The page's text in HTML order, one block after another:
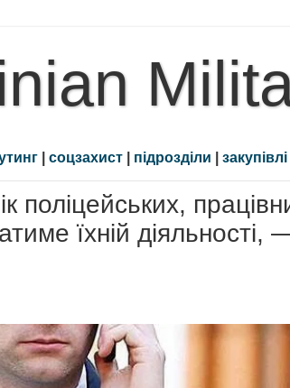
| соцзахист | підрозділи | закупівлі
поліцейських,
їхній діяльності,